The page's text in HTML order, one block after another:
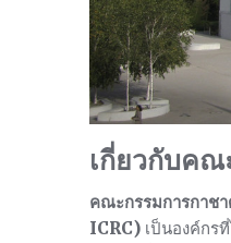
เกี่ยวกับคณ
คณะกรรมการกาชา
ICRC) เป็นองค์กร